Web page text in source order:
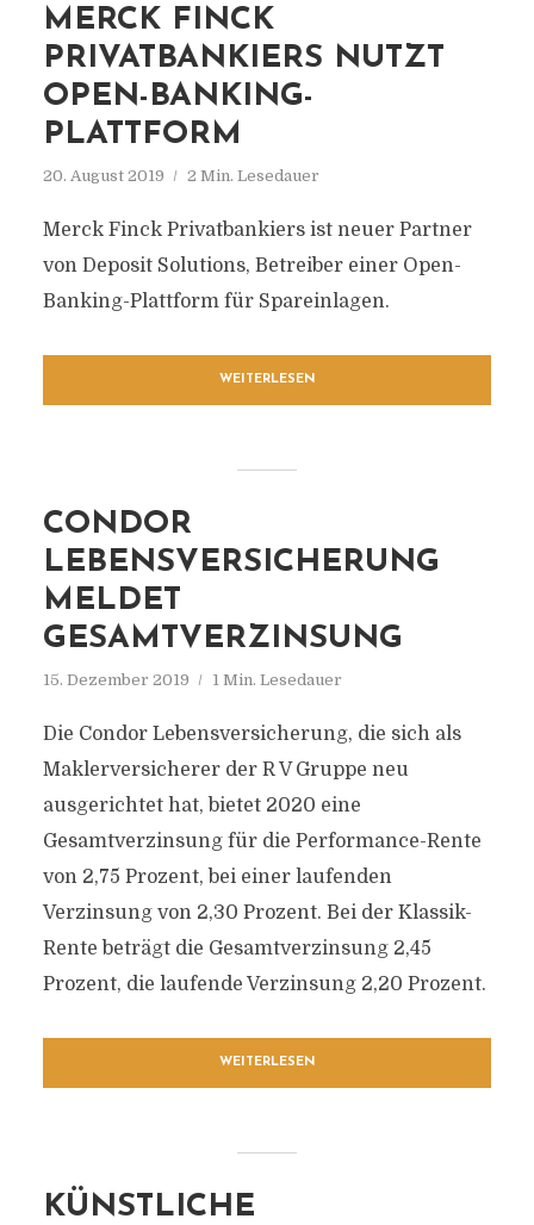
MERCK FINCK
PRIVATBANKIERS NUTZT
OPEN-BANKING-
PLATTFORM
20. August 2019 2 Min. Lesedauer
Merck Finck Privatbankiers ist neuer Partner
von Deposit Solutions, Betreiber einer Open-
Banking-Plattform für Spareinlagen.
WEITERLESEN
CONDOR
LEBENSVERSICHERUNG
MELDET
GESAMTVERZINSUNG
15. Dezember 2019 1 Min. Lesedauer
Die Condor Lebensversicherung, die sich als
Maklerversicherer der R V Gruppe neu
ausgerichtet hat, bietet 2020 eine
Gesamtverzinsung für die Performance-Rente
von 2,75 Prozent, bei einer laufenden
Verzinsung von 2,30 Prozent. Bei der Klassik-
Rente beträgt die Gesamtverzinsung 2,45
Prozent, die laufende Verzinsung 2,20 Prozent.
WEITERLESEN
KÜNSTLICHE